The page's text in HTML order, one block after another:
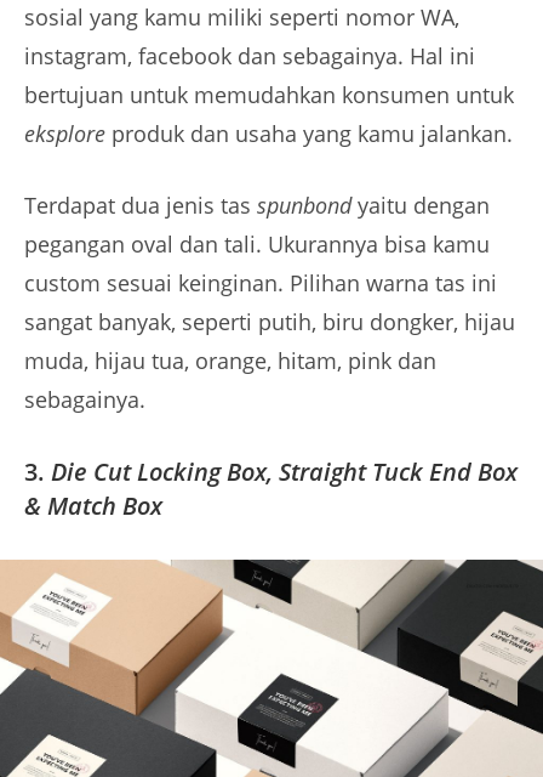
sosial yang kamu miliki seperti nomor WA,
instagram, facebook dan sebagainya. Hal ini
bertujuan untuk memudahkan konsumen untuk
eksplore produk dan usaha yang kamu jalankan.
Terdapat dua jenis tas spunbondyaitu dengan
pegangan oval dan tali. Ukurannya bisa kamu
custom sesuai keinginan. Pilihan warna tas ini
sangat banyak, seperti putih, biru dongker, hijau
muda, hijau tua, orange, hitam, pink dan
sebagainya.
3. Die Cut Locking Box, Straight Tuck End Box
& Match Box